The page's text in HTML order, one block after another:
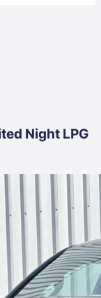
Night LPG